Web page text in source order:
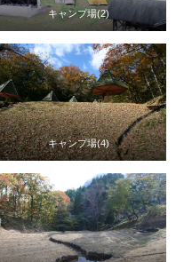
キャンプ場(2)
キャンプ場(4)